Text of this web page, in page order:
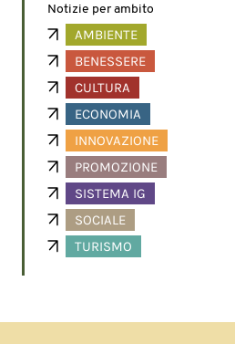
Notizie per ambito
AMBIENTE
BENESSERE
CULTURA
ECONOMIA
INNOVAZIONE
PROMOZIONE
SISTEMA IG
SOCIALE
TURISMO